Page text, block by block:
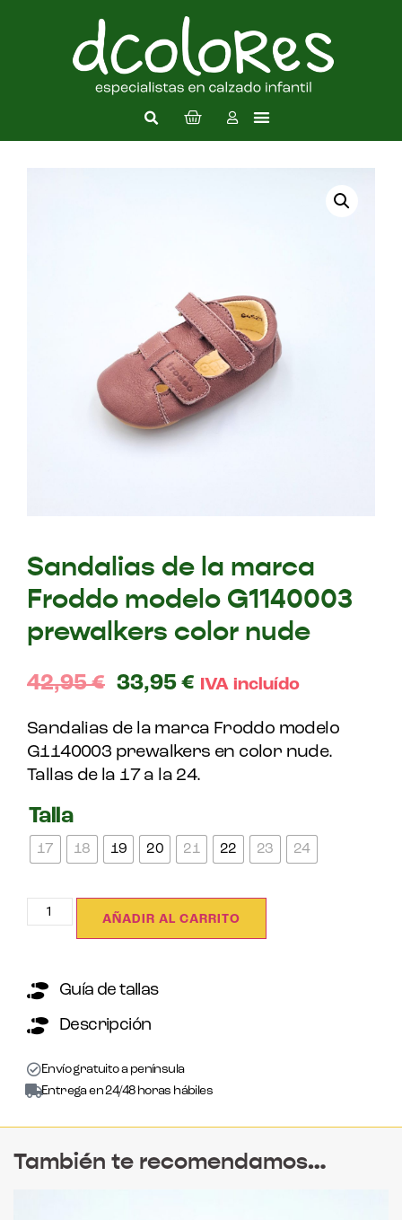
Sandalias de la marca
Froddo modelo G1140003
prewalkers color nude
42,95€ 33,95 € IVA incluído
Sandalias de la marca Froddo modelo
G1140003 prewalkers en color nude.
Tallas de la 17 a la 24.
Talla
17 18 19 20 21 22 23 24
AÑADIR AL CARRITO
Guía de tallas
Descripción
Envío gratuito a península
Entrega en 24/48 horas hábiles
También te recomendamos…